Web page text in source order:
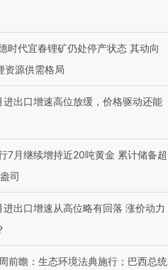
时代宜春锂矿仍处停产状态 其动向
资源供需格局
进出口增速高位放缓，价格驱动还能
7月继续增持近20吨黄金 累计储备超
司
进出口增速从高位略有回落 涨价动力
前瞻：生态环境法典施行；巴西总统